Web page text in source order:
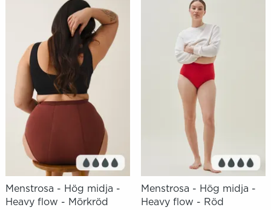
Menstrosa - Hög midja -
Heavy flow - Mörkröd
Menstrosa - Hög midja -
Heavy flow - Röd